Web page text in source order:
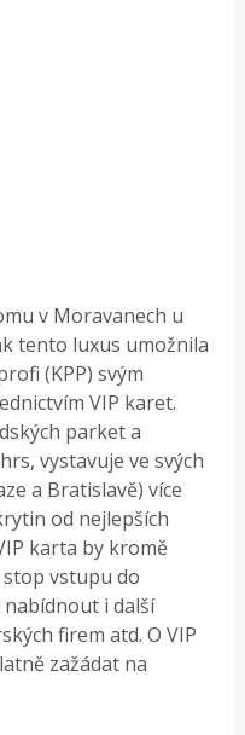
v Moravanech u
tento luxus umožnila
(KPP) svým
VIP karet.
parket a
vystavuje ve svých
a Bratislavě) více
od nejlepších
karta by kromě
vstupu do
i další
firem atd. O VIP
zažádat na